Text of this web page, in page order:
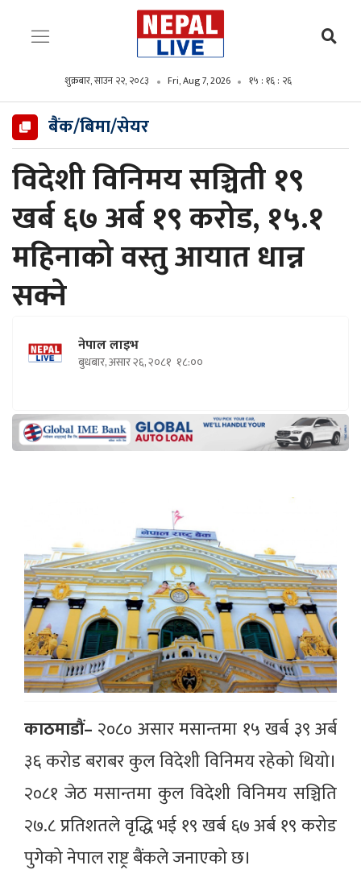
शुक्रबार, साउन २२, २०८३ Fri, Aug 7, 2026 १५ : १६ : २७
बैंक/बिमा/सेयर
विदेशी विनिमय सञ्चिती १९
खर्ब ६७ अर्ब १९ करोड, १५.१
महिनाको वस्तु आयात धान्न
सक्ने
नेपाल लाइभ
बुधबार, असार २६, २०८१ १८:००
काठमाडौं– २०८० असार मसान्तमा १५ खर्ब ३९ अर्ब
३६ करोड बराबर कुल विदेशी विनिमय रहेको थियो।
२०८१ जेठ मसान्तमा कुल विदेशी विनिमय सञ्चिति
२७.८ प्रतिशतले वृद्धि भई १९ खर्ब ६७ अर्ब १९ करोड
पुगेको नेपाल राष्ट्र बैंकले जनाएको छ।